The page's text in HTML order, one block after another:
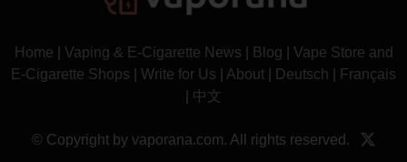
Home Vaping & E-Cigarette News Blog
Vape Store and
E-Cigarette Shops
Write for Us About Deutsch
Français
中文
© Copyright by vaporana.com. All rights reserved.